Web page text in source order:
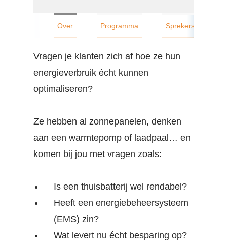
Over Programma Sprekers
Vragen je klanten zich af hoe ze hun
energieverbruik écht kunnen
optimaliseren?
Ze hebben al zonnepanelen, denken
aan een warmtepomp of laadpaal… en
komen bij jou met vragen zoals:
Is een thuisbatterij wel rendabel?
Heeft een energiebeheersysteem
(EMS) zin?
Wat levert nu écht besparing op?